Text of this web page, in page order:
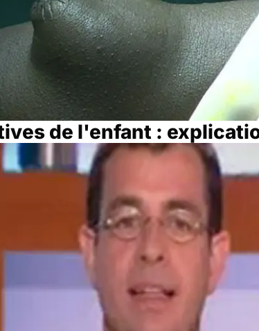
de l'enfant :